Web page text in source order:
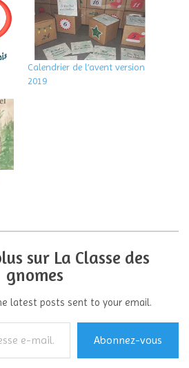
Calendrier de l’avent version
2019
sur La Classe des
gnomes
latest posts sent to your email.
Abonnez-vous